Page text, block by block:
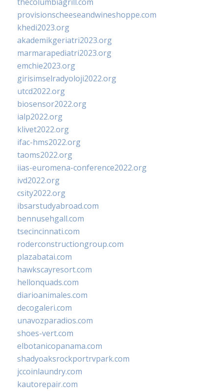
provisionscheeseandwineshoppe.com
khedi2023.org
akademikgeriatri2023.org
marmarapediatri2023.org
emchie2023.org
girisimselradyoloji2022.org
utcd2022.org
biosensor2022.org
ialp2022.org
klivet2022.org
ifac-hms2022.org
taoms2022.org
iias-euromena-conference2022.org
ivd2022.org
csity2022.org
ibsarstudyabroad.com
bennusehgall.com
tsecincinnati.com
roderconstructiongroup.com
plazabatai.com
hawkscayresort.com
hellonquads.com
diarioanimales.com
decogaleri.com
unavozparadios.com
shoes-vert.com
elbotanicopanama.com
shadyoaksrockportrvpark.com
jccoinlaundry.com
kautorepair.com